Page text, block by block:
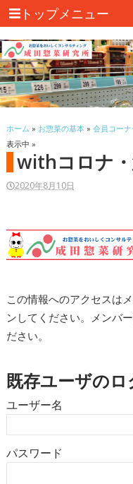
トップメニュー
ホーム » お惣菜の基本» 会員コーナ
表示中 »
withコロナ
2020年8月10日
この情報へのアクセスは
ンしてください。メンバ
ださい。
既存ユーザのロ
ユーザー名
パスワード